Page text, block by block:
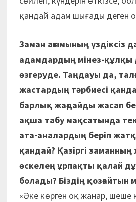
қандай адам шығады деген
Заман ағымының үздіксіз
адамдардың мінез-құлқы
өзгеруде. Таңдауы да,
жастардың тәрбиесі
барлық жағдайды жасап
ақша табу мақсатында
ата-аналардың беріп
қандай? Қазіргі
өскелең ұрпақты қалай
болады? Біздің қозғайтын
«Әке көрген оқ жанар, шеше